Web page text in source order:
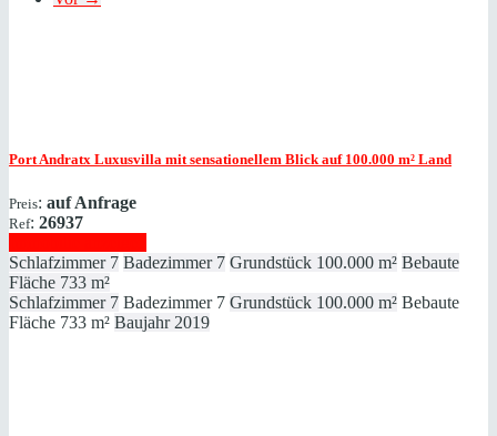
Port Andratx Luxusvilla mit sensationellem Blick auf 100.000 m² Land
Preis: auf Anfrage
Ref: 26937
Schlafzimmer 7 Badezimmer 7 Grundstück 100.000 m² Bebaute
Fläche 733 m²
Schlafzimmer 7 Badezimmer 7 Grundstück 100.000 m² Bebaute
Fläche 733 m² Baujahr 2019